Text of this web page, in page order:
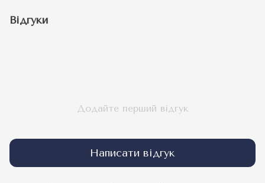
Відгуки
Додайте перший відгук
Написати відгук